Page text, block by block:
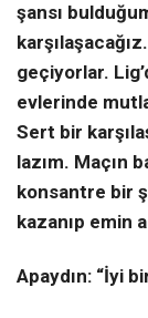
şansı
geçiyorlar.
evlerinde
Sert bir
lazım. Maçın
konsantre bir
kazanıp emin
Apaydın: “İyi